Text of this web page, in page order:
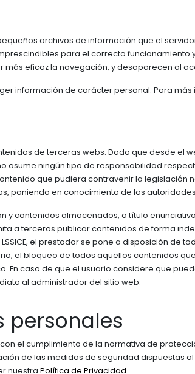
archivos de información que el
para el correcto funcionamiento
eficaz la navegación, y desaparecen al
información de carácter personal. Para
de terceras webs. Dado que desde el
asume ningún tipo de responsabilidad
que pudiera contravenir la legislación
poniendo en conocimiento de las
y contenidos almacenados, a título
a terceros publicar contenidos de forma
LSSICE, el prestador se pone a disposición
el bloqueo de todos aquellos contenidos
En caso de que el usuario considere que
al administrador del sitio web.
personales
el cumplimiento de la normativa de
de las medidas de seguridad dispuestas
nuestra Política de Privacidad.